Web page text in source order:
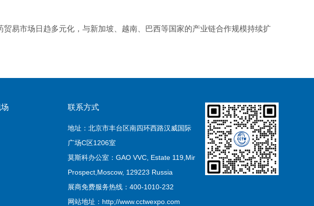
易市场日趋多元化，与新加坡、越南、巴西等国家的产业链合作规模持续扩
联系方式
地址：北京市丰台区南四环西路汉威国际
广场C区1206室
莫斯科办公室：GAO VVC, Estate 119,Mir
Prospect,Moscow, 129223 Russia
展商免费服务热线：400-1010-232
网站地址：http;//www.cctwexpo.com